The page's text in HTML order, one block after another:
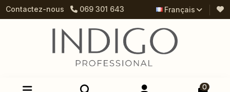
Contactez-nous 069 301 643 Français
0